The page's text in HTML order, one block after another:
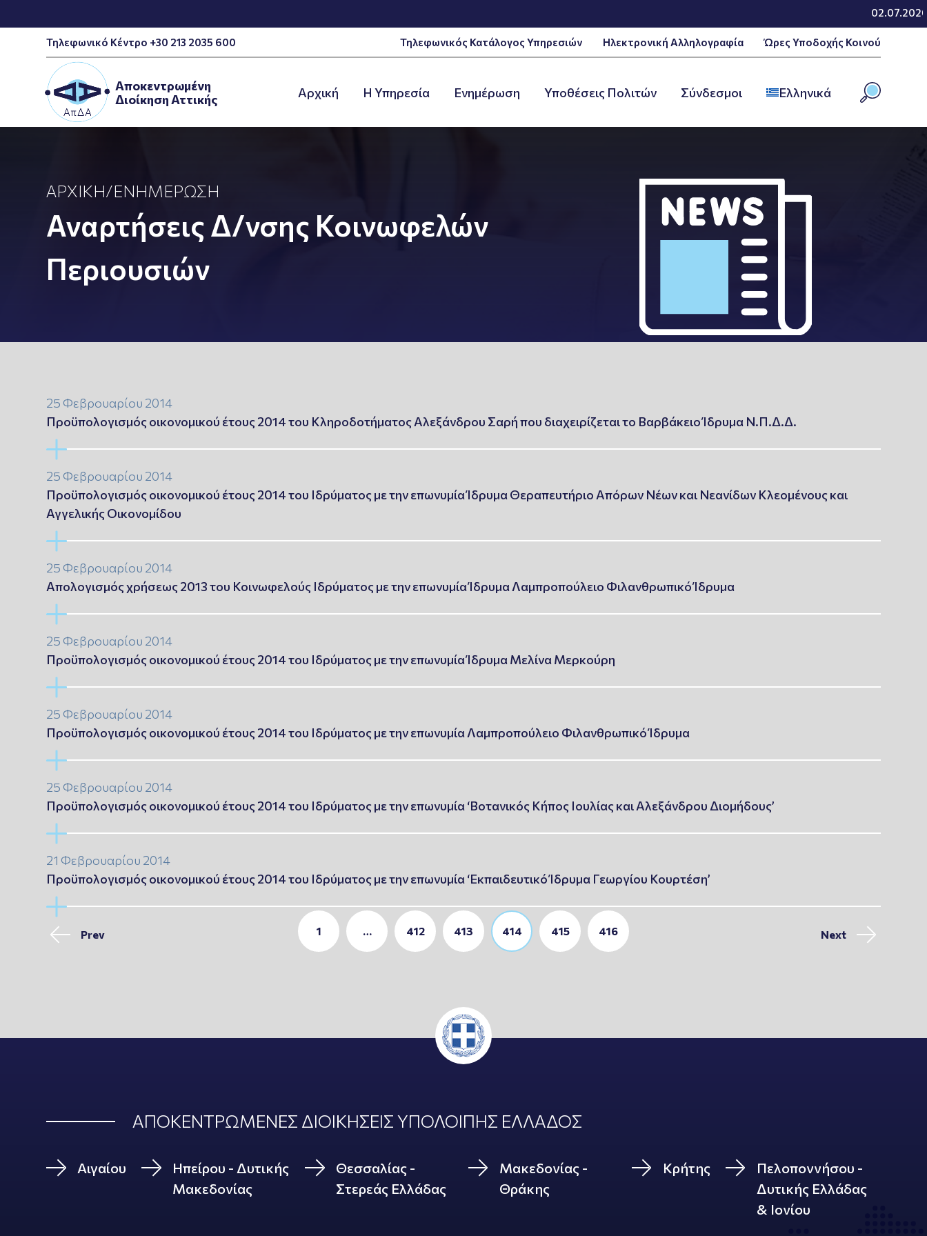
02.07.2026 -
Τηλεφωνικό Κέντρο +30 213 2035 600 Τηλεφωνικός Κατάλογος Υπηρεσιών Ηλεκτρονική Αλληλογραφία Ώρες Υποδοχής Κοινού
Αποκεντρωμένη
Διοίκηση Αττικής
Aρχική Η Υπηρεσία Ενημέρωση Υποθέσεις Πολιτών Σύνδεσμοι Ελληνικά
ΑΡΧΙΚΉ/ΕΝΗΜΈΡΩΣΗ
Αναρτήσεις Δ/νσης Κοινωφελών
Περιουσιών
25 Φεβρουαρίου 2014
Προϋπολογισμός οικονομικού έτους 2014 του Κληροδοτήματος Αλεξάνδρου Σαρή που διαχειρίζεται το Βαρβάκειο Ίδρυμα Ν.Π.Δ.Δ.
25 Φεβρουαρίου 2014
Προϋπολογισμός οικονομικού έτους 2014 του Ιδρύματος με την επωνυμία Ίδρυμα Θεραπευτήριο Απόρων Νέων και Νεανίδων Κλεομένους και
Αγγελικής Οικονομίδου
25 Φεβρουαρίου 2014
Απολογισμός χρήσεως 2013 του Κοινωφελούς Ιδρύματος με την επωνυμία Ίδρυμα Λαμπροπούλειο Φιλανθρωπικό Ίδρυμα
25 Φεβρουαρίου 2014
Προϋπολογισμός οικονομικού έτους 2014 του Ιδρύματος με την επωνυμία Ίδρυμα Μελίνα Μερκούρη
25 Φεβρουαρίου 2014
Προϋπολογισμός οικονομικού έτους 2014 του Ιδρύματος με την επωνυμία Λαμπροπούλειο Φιλανθρωπικό Ίδρυμα
25 Φεβρουαρίου 2014
Προϋπολογισμός οικονομικού έτους 2014 του Ιδρύματος με την επωνυμία ‘Βοτανικός Κήπος Ιουλίας και Αλεξάνδρου Διομήδους’
21 Φεβρουαρίου 2014
Προϋπολογισμός οικονομικού έτους 2014 του Ιδρύματος με την επωνυμία ‘Εκπαιδευτικό Ίδρυμα Γεωργίου Κουρτέση’
Prev 1 … 412 413 414 415 416 Next
ΑΠΟΚΕΝΤΡΩΜΕΝΕΣ ΔΙΟΙΚΗΣΕΙΣ ΥΠΟΛΟΙΠΗΣ ΕΛΛΑΔΟΣ
Αιγαίου
Ηπείρου - Δυτικής
Μακεδονίας
Θεσσαλίας -
Στερεάς Ελλάδας
Μακεδονίας -
Θράκης
Κρήτης
Πελοποννήσου -
Δυτικής Ελλάδας
& Ιονίου